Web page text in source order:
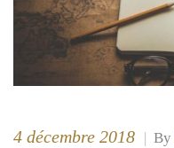
4 décembre 2018 By